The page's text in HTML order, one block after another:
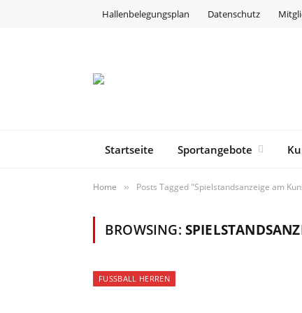
Hallenbelegungsplan Datenschutz
Startseite Sportangebote
Home » Posts Tagged "Spielstandsanzeige am
BROWSING:
FUSSBALL HERREN